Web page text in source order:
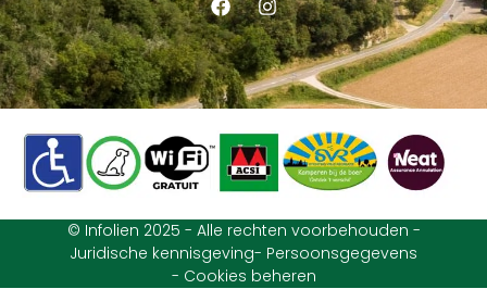
© Infolien 2025 - Alle rechten voorbehouden -
Juridische kennisgeving- Persoonsgegevens
- Cookies beheren